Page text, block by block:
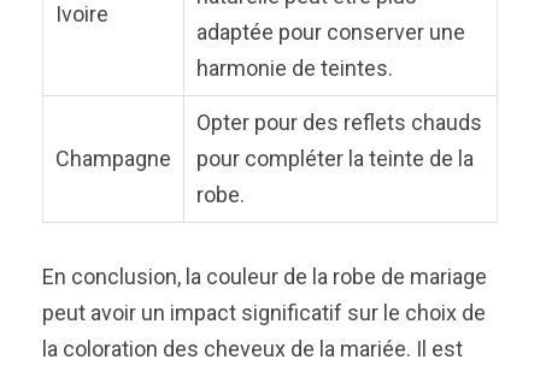
Ivoire
adaptée pour conserver une
harmonie de teintes.
Champagne
Opter pour des reflets chauds
pour compléter la teinte de la
robe.
En conclusion, la couleur de la robe de mariage
peut avoir un impact significatif sur le choix de
la coloration des cheveux de la mariée. Il est